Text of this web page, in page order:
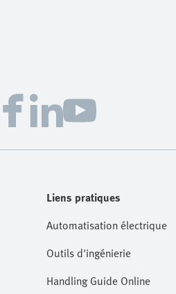
Liens pratiques
Automatisation électrique
Outils d'ingénierie
Handling Guide Online